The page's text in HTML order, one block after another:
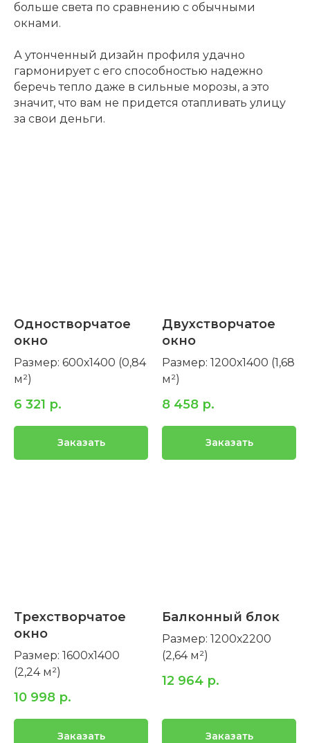
больше света по сравнению с обычными
окнами.
А утонченный дизайн профиля удачно
гармонирует с его способностью надежно
беречь тепло даже в сильные морозы, а это
значит, что вам не придется отапливать улицу
за свои деньги.
Одностворчатое
окно
Размер: 600х1400 (0,84
м²)
6 321 р.
Заказать
Двухстворчатое
окно
Размер: 1200х1400 (1,68
м²)
8 458 р.
Заказать
Трехстворчатое
окно
Размер: 1600х1400
(2,24 м²)
10 998 р.
Заказать
Балконный блок
Размер: 1200х2200
(2,64 м²)
12 964 р.
Заказать